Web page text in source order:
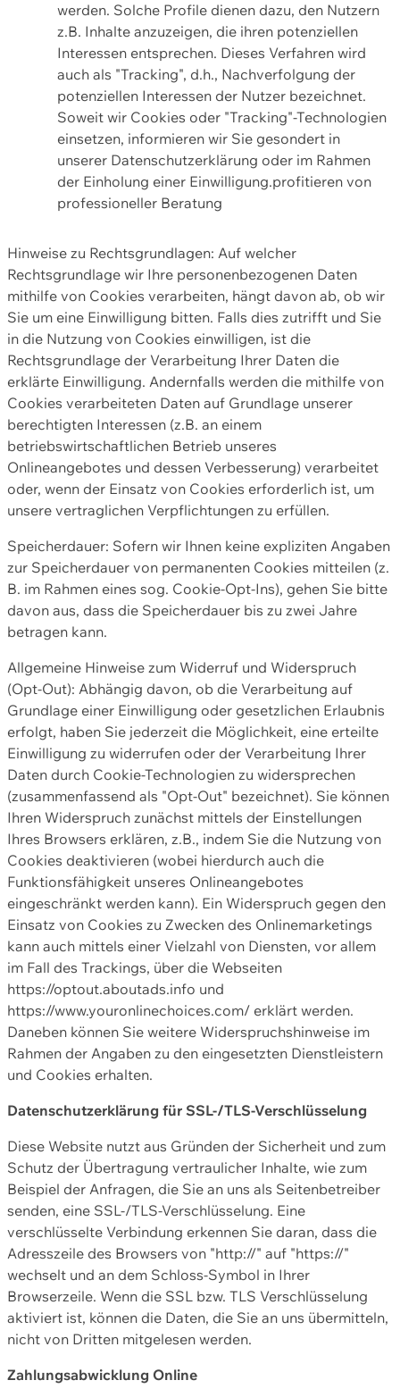
werden. Solche Profile dienen dazu, den Nutzern
z.B. Inhalte anzuzeigen, die ihren potenziellen
Interessen entsprechen. Dieses Verfahren wird
auch als "Tracking", d.h., Nachverfolgung der
potenziellen Interessen der Nutzer bezeichnet.
Soweit wir Cookies oder "Tracking"-Technologien
einsetzen, informieren wir Sie gesondert in
unserer Datenschutzerklärung oder im Rahmen
der Einholung einer Einwilligung.profitieren von
professioneller Beratung
Hinweise zu Rechtsgrundlagen: Auf welcher
Rechtsgrundlage wir Ihre personenbezogenen Daten
mithilfe von Cookies verarbeiten, hängt davon ab, ob wir
Sie um eine Einwilligung bitten. Falls dies zutrifft und Sie
in die Nutzung von Cookies einwilligen, ist die
Rechtsgrundlage der Verarbeitung Ihrer Daten die
erklärte Einwilligung. Andernfalls werden die mithilfe von
Cookies verarbeiteten Daten auf Grundlage unserer
berechtigten Interessen (z.B. an einem
betriebswirtschaftlichen Betrieb unseres
Onlineangebotes und dessen Verbesserung) verarbeitet
oder, wenn der Einsatz von Cookies erforderlich ist, um
unsere vertraglichen Verpflichtungen zu erfüllen.
Speicherdauer: Sofern wir Ihnen keine expliziten Angaben
zur Speicherdauer von permanenten Cookies mitteilen (z.
B. im Rahmen eines sog. Cookie-Opt-Ins), gehen Sie bitte
davon aus, dass die Speicherdauer bis zu zwei Jahre
betragen kann.
Allgemeine Hinweise zum Widerruf und Widerspruch
(Opt-Out): Abhängig davon, ob die Verarbeitung auf
Grundlage einer Einwilligung oder gesetzlichen Erlaubnis
erfolgt, haben Sie jederzeit die Möglichkeit, eine erteilte
Einwilligung zu widerrufen oder der Verarbeitung Ihrer
Daten durch Cookie-Technologien zu widersprechen
(zusammenfassend als "Opt-Out" bezeichnet). Sie können
Ihren Widerspruch zunächst mittels der Einstellungen
Ihres Browsers erklären, z.B., indem Sie die Nutzung von
Cookies deaktivieren (wobei hierdurch auch die
Funktionsfähigkeit unseres Onlineangebotes
eingeschränkt werden kann). Ein Widerspruch gegen den
Einsatz von Cookies zu Zwecken des Onlinemarketings
kann auch mittels einer Vielzahl von Diensten, vor allem
im Fall des Trackings, über die Webseiten
https://optout.aboutads.info und
https://www.youronlinechoices.com/ erklärt werden.
Daneben können Sie weitere Widerspruchshinweise im
Rahmen der Angaben zu den eingesetzten Dienstleistern
und Cookies erhalten.
Datenschutzerklärung für SSL-/TLS-Verschlüsselung
Diese Website nutzt aus Gründen der Sicherheit und zum
Schutz der Übertragung vertraulicher Inhalte, wie zum
Beispiel der Anfragen, die Sie an uns als Seitenbetreiber
senden, eine SSL-/TLS-Verschlüsselung. Eine
verschlüsselte Verbindung erkennen Sie daran, dass die
Adresszeile des Browsers von "http://" auf "https://"
wechselt und an dem Schloss-Symbol in Ihrer
Browserzeile. Wenn die SSL bzw. TLS Verschlüsselung
aktiviert ist, können die Daten, die Sie an uns übermitteln,
nicht von Dritten mitgelesen werden.
Zahlungsabwicklung Online